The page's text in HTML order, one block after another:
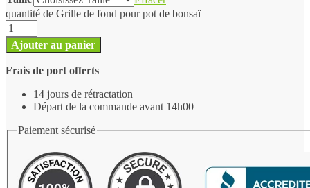
quantité de Grille de fond pour pot de bonsaï
Ajouter au panier
Frais de port offerts
14 jours de rétractation
Départ de la commande avant 14h00
Paiement sécurisé